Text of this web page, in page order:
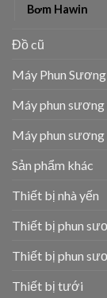
Bơm Hawin
Đồ cũ
Máy Phun Sương
Máy phun sương
Máy phun
Sản phẩm khác
Thiết bị nhà yến
Thiết bị phun
Thiết bị phun
Thiết bị tưới